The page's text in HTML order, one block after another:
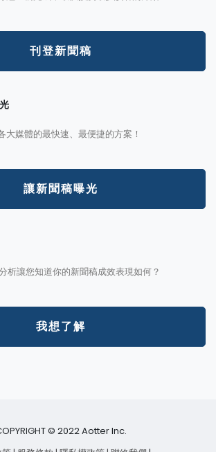
刊登新聞稿
大媒體的最快速、最便捷的方案！
讓新聞稿曝光
析讓您知道你的新聞稿成效表現如何？
我想了解
© 2022 Aotter Inc.